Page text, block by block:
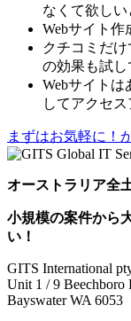
なくて欲しい
Webサイト作
クチコミだ
の効果も試し
Webサイト
してアクセ
まずはお気軽に！
オーストラリア全
小規模の案件から
い！
GITS International
Unit 1 / 9 Beechboro
Bayswater WA 6053